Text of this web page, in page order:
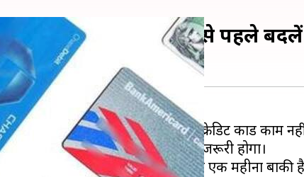
क्रेडिट कार्ड, बंद होने से पहले बदलें
से मैग्नेटिक स्ट्रिप वाले डेबिट और क्रेडिट कार्ड काम
चिप, पिन आधारित कार्ड, से बदलना जरूरी होगा।
है, क्योंकि इस समय सीमा में अभी एक महीना बाकी